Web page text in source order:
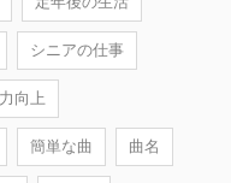
シニアの仕事
向上
簡単な曲 曲名